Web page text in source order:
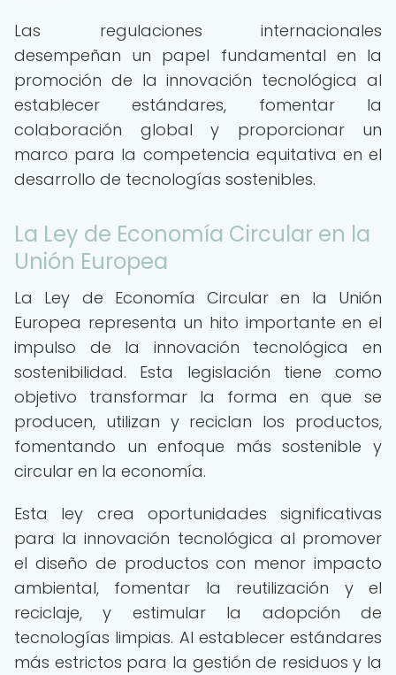
Las regulaciones internacionales
desempeñan un papel fundamental en la
promoción de la innovación tecnológica al
establecer estándares, fomentar la
colaboración global y proporcionar un
marco para la competencia equitativa en el
desarrollo de tecnologías sostenibles.
La Ley de Economía Circular en la
Unión Europea
La Ley de Economía Circular en la Unión
Europea representa un hito importante en el
impulso de la innovación tecnológica en
sostenibilidad. Esta legislación tiene como
objetivo transformar la forma en que se
producen, utilizan y reciclan los productos,
fomentando un enfoque más sostenible y
circular en la economía.
Esta ley crea oportunidades significativas
para la innovación tecnológica al promover
el diseño de productos con menor impacto
ambiental, fomentar la reutilización y el
reciclaje, y estimular la adopción de
tecnologías limpias. Al establecer estándares
más estrictos para la gestión de residuos y la